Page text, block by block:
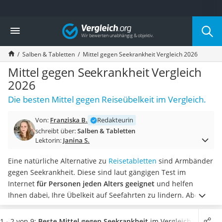
Die beliebtesten Vergleiche nach Kategorie
Drogerie
Inhalator
Haarschneider
Rollator
Braun Rasierer
Katzenklappe (Chip)
Rasierer
Massagepistole
Epilierer
Eiweißpulver
Magnesiumpräparat
Katzenklappe
Nackenmassagegerät
Zeckenschutz Katze
Vergleich
Salben & Tabletten Mittel gegen Seekrankheit Vergleich 2026
Mittel gegen Seekrankheit Vergleich
2026
Die besten Mittel gegen Reiseübelkeit im Vergleich.
Von: Franziska B.
Redakteurin
schreibt über:Salben & Tabletten
Lektorin: Janina S.
Eine natürliche Alternative zu Reisetabletten sind Armbänder
gegen Seekrankheit. Diese sind laut gängigen Test im
Internet für Personen jeden Alters geeignet und helfen
Ihnen dabei, Ihre Übelkeit auf Seefahrten zu lindern. Aber
auch bei Autofahrten oder Flugreisen kann das Mittel gegen
Seekrankheit hilfreich sein. Wählen Sie jetzt aus unserer